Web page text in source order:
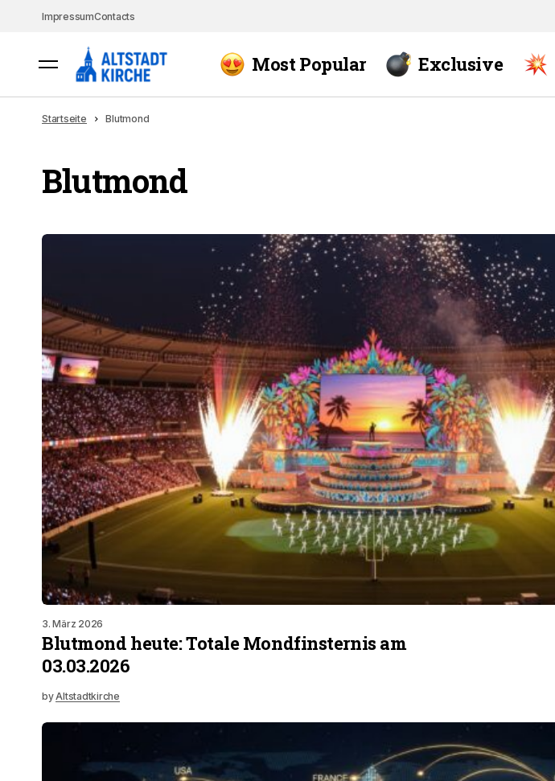
ImpressumContacts
Most Popular Exclusive
Startseite Blutmond
Blutmond
3. März 2026
Blutmond heute: Totale Mondfinsternis am
03.03.2026
byAltstadtkirche